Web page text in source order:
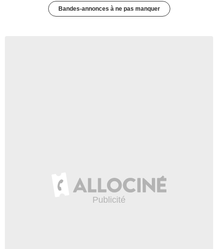
Bandes-annonces à ne pas manquer